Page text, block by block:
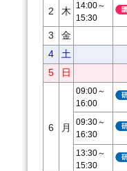
2 木
14:00～
15:30
3
金
4
土
5
日
6 月
09:00～
16:00
09:30～
16:30
13:30～
15:30